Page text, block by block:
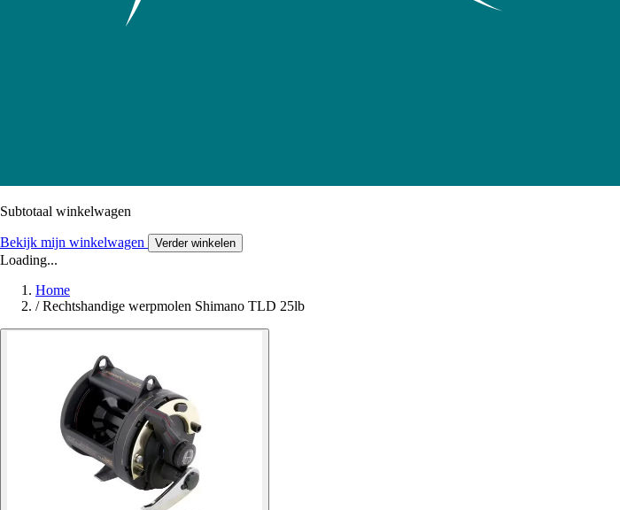
Subtotaal winkelwagen
Bekijk mijn winkelwagen Verder winkelen
Loading...
Home
/ Rechtshandige werpmolen Shimano TLD 25lb